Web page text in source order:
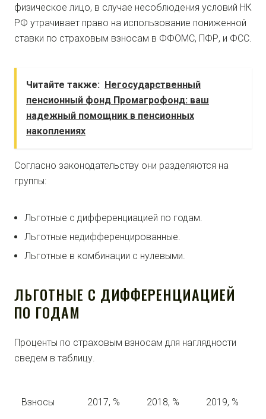
физическое лицо, в случае несоблюдения условий НК
РФ утрачивает право на использование пониженной
ставки по страховым взносам в ФФОМС, ПФР, и ФСС.
Читайте также: Негосударственный
пенсионный фонд Промагрофонд: ваш
надежный помощник в пенсионных
накоплениях
Согласно законодательству они разделяются на
группы:
Льготные с дифференциацией по годам.
Льготные недифференцированные.
Льготные в комбинации с нулевыми.
ЛЬГОТНЫЕ С ДИФФЕРЕНЦИАЦИЕЙ
ПО ГОДАМ
Проценты по страховым взносам для наглядности
сведем в таблицу.
Взносы 2017, % 2018, % 2019, %